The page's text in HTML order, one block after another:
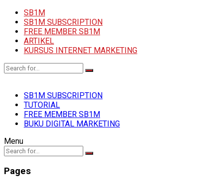
SB1M
SB1M SUBSCRIPTION
FREE MEMBER SB1M
ARTIKEL
KURSUS INTERNET MARKETING
SB1M SUBSCRIPTION
TUTORIAL
FREE MEMBER SB1M
BUKU DIGITAL MARKETING
Menu
Pages